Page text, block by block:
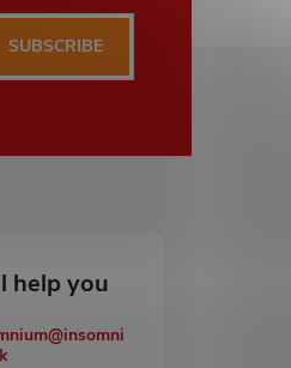
SUBSCRIBE
@insomni